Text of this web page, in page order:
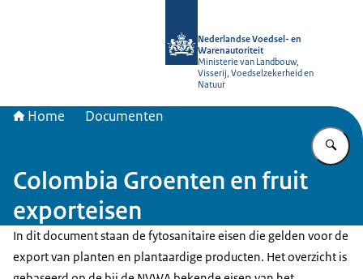
Nederlandse Voedsel- en
Warenautoriteit
Ministerie van Landbouw,
Visserij, Voedselzekerheid en
Natuur
Home Documenten
Colombia Groenten en fruit
exporteisen
In dit document staan de fytosanitaire eisen die gelden voor de
export van planten en plantaardige producten. Het overzicht is